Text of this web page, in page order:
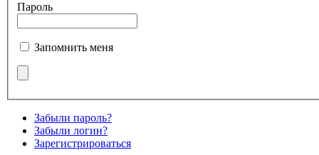
Пароль
Запомнить меня
Забыли пароль?
Забыли логин?
Зарегистрироваться